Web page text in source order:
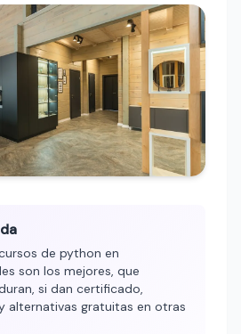
de python en
son los mejores, que
si dan certificado,
alternativas gratuitas en otras